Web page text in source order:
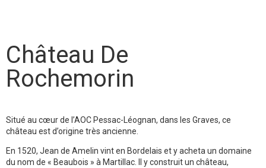
Château De
Rochemorin
Situé au cœur de l’AOC Pessac-Léognan, dans les Graves, ce
château est d’origine très ancienne.
En 1520, Jean de Amelin vint en Bordelais et y acheta un domaine
du nom de « Beaubois » à Martillac. Il y construit un château,